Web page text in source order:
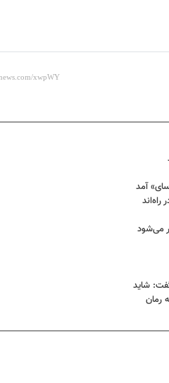
آمد
می‌شود
شاید
رمان